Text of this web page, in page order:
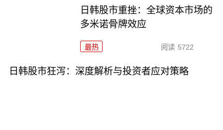
日韩股市重挫：全球资本市场的
多米诺骨牌效应
最热 阅读 5722
日韩股市狂泻：深度解析与投资者应对策略